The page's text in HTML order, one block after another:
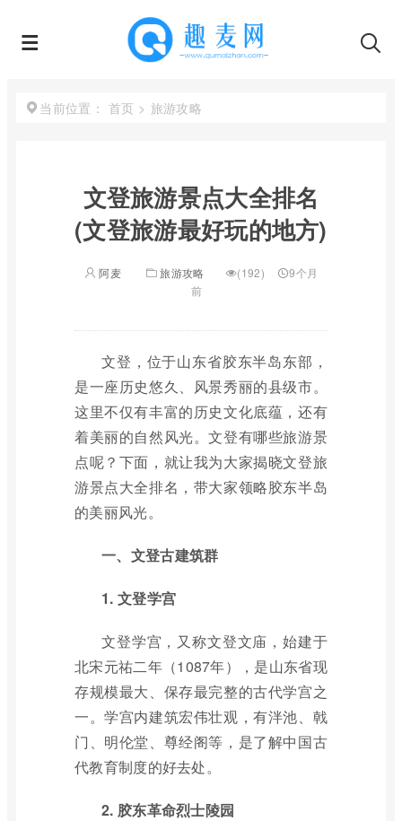
当前位置： 首页 > 旅游攻略
文登旅游景点大全排名
(文登旅游最好玩的地方)
阿麦 旅游攻略 (192)
9个月
前
文登，位于山东省胶东半岛东部，
是一座历史悠久、风景秀丽的县级市。
这里不仅有丰富的历史文化底蕴，还有
着美丽的自然风光。文登有哪些旅游景
点呢？下面，就让我为大家揭晓文登旅
游景点大全排名，带大家领略胶东半岛
的美丽风光。
一、文登古建筑群
1. 文登学宫
文登学宫，又称文登文庙，始建于
北宋元祐二年（1087年），是山东省现
存规模最大、保存最完整的古代学宫之
一。学宫内建筑宏伟壮观，有泮池、戟
门、明伦堂、尊经阁等，是了解中国古
代教育制度的好去处。
2. 胶东革命烈士陵园